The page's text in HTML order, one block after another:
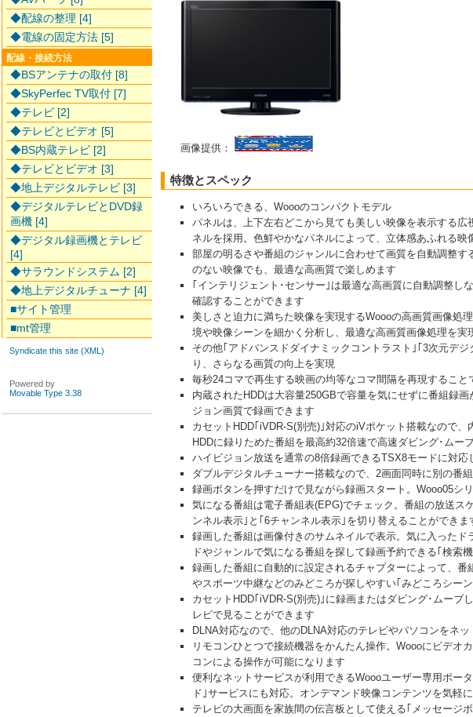
画像提供：
特徴とスペック
いろいろできる、Woooのコンパクトモデル
パネルは、上下左右どこから見ても美しい映像を表示する
ネルを採用。色鮮やかなパネルによって、立体感あふれる映
部屋の明るさや番組のジャンルに合わせて画質を自動調整
のない映像でも、最適な高画質で楽しめます
｢インテリジェント･センサー｣は最適な高画質に自動調整
確認することができます
美しさと迫力に満ちた映像を実現するWoooの高画質画像処
境や映像シーンを細かく分析し、最適な高画質画像処理を実
その他｢アドバンスドダイナミックコントラスト｣｢3次元デ
り、さらなる画質の向上を実現
毎秒24コマで再生する映画の均等なコマ間隔を再現するこ
内蔵されたHDDは大容量250GBで容量を気にせずに番組録
ジョン画質で録画できます
カセットHDD｢iVDR-S(別売)｣対応のiVポケット搭載なので
HDDに録りためた番組を最高約32倍速で高速ダビング･ムー
ハイビジョン放送を通常の8倍録画できるTSX8モードに対
ダブルデジタルチューナー搭載なので、2画面同時に別の番
録画ボタンを押すだけで見ながら録画スタート。Wooo05シ
気になる番組は電子番組表(EPG)でチェック。番組の放送ス
ンネル表示｣と｢6チャンネル表示｣を切り替えることができま
録画した番組は画像付きのサムネイルで表示。気に入った
ドやジャンルで気になる番組を探して録画予約できる｢検索
録画した番組に自動的に設定されるチャプターによって、
やスポーツ中継などのみどころが探しやすい｢みどころシー
カセットHDD｢iVDR-S(別売)｣に録画またはダビング･ムーブ
レビで見ることができます
DLNA対応なので、他のDLNA対応のテレビやパソコンをネ
リモコンひとつで接続機器をかんたん操作。Woooにビデオ
コンによる操作が可能になります
便利なネットサービスが利用できるWoooユーザー専用ポー
ド｣サービスにも対応。オンデマンド映像コンテンツを気軽
テレビの大画面を家族間の伝言板として使える｢メッセージ
◆配線の整理 [4]
◆電線の固定方法 [5]
配線・接続方法
◆BSアンテナの取付 [8]
◆SkyPerfec TV取付 [7]
◆テレビ [2]
◆テレビとビデオ [5]
◆BS内蔵テレビ [2]
◆テレビとビデオ [3]
◆地上デジタルテレビ [3]
◆デジタルテレビとDVD録
画機 [4]
◆デジタル録画機とテレビ
[4]
◆サラウンドシステム [2]
◆地上デジタルチューナ [4]
■サイト管理
■mt管理
Syndicate this site (XML)
Powered by
Movable Type 3.38